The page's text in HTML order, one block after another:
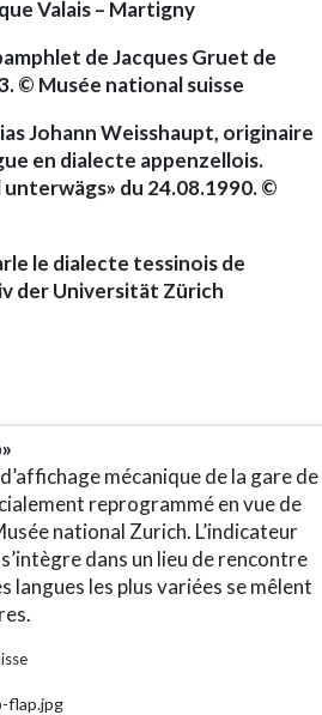
Valais – Martigny
de Jacques Gruet de
© Musée national suisse
Johann Weisshaupt, originaire
en dialecte appenzellois.
du 24.08.1990. ©
le dialecte tessinois de
der Universität Zürich
d’affichage mécanique de la gare de
reprogrammé en vue de
national Zurich. L’indicateur
dans un lieu de rencontre
langues les plus variées se mêlent
flap.jpg